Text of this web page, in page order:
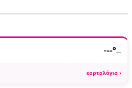
·--°—
εορτολόγιο ›